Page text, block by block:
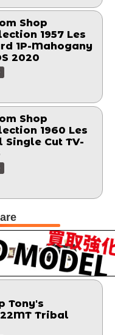
Shop
1957 Les
1P-Mahogany
2020
Shop
1960 Les
Single Cut TV-
Tony's
Tribal